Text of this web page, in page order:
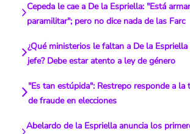
Cepeda le cae a De la Espriella: "Está
paramilitar"; pero no dice nada de las Farc
¿Qué ministerios le faltan a De la
jefe? Debe estar atento a ley de género
"Es tan estúpida": Restrepo responde a la
de fraude en elecciones
Abelardo de la Espriella anuncia los